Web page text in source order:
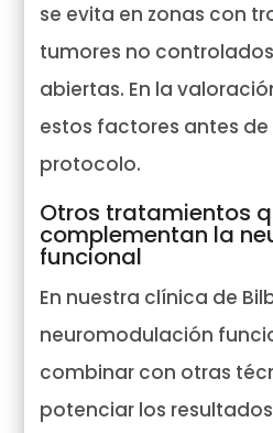
se evita en zonas con
tumores no
abiertas. En la
estos factores antes
protocolo.
Otros tratamientos
complementan la
funcional
En nuestra clínica de
neuromodulación
combinar con otras
potenciar los